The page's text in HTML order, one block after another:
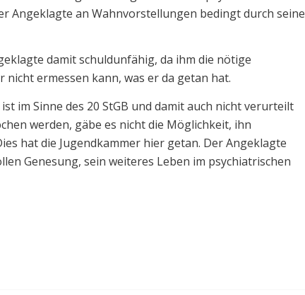
Angeklagte an Wahnvorstellungen bedingt durch seine
damit schuldunfähig, da ihm die nötige
ermessen kann, was er da getan hat.
im Sinne des 20 StGB und damit auch nicht verurteilt
werden, gäbe es nicht die Möglichkeit, ihn
hat die Jugendkammer hier getan. Der Angeklagte
Genesung, sein weiteres Leben im psychiatrischen